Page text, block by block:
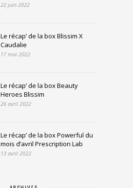
22 juin 2022
Le récap’ de la box Blissim X
Caudalie
17 mai 2022
Le récap’ de la box Beauty
Heroes Blissim
26 avril 2022
Le récap’ de la box Powerful du
mois d’avril Prescription Lab
13 avril 2022